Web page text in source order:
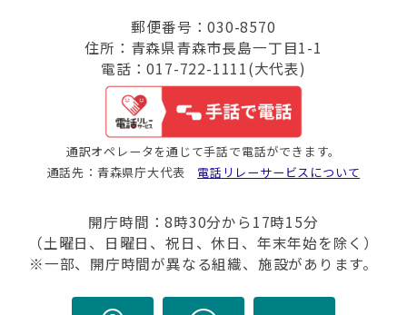
郵便番号：030-8570
住所：青森県青森市長島一丁目1-1
電話：017-722-1111(大代表)
通訳オペレータを通じて手話で電話ができます。
通話先：青森県庁大代表 電話リレーサービスについて
開庁時間：8時30分から17時15分
（土曜日、日曜日、祝日、休日、年末年始を除く）
※一部、開庁時間が異なる組織、施設があります。